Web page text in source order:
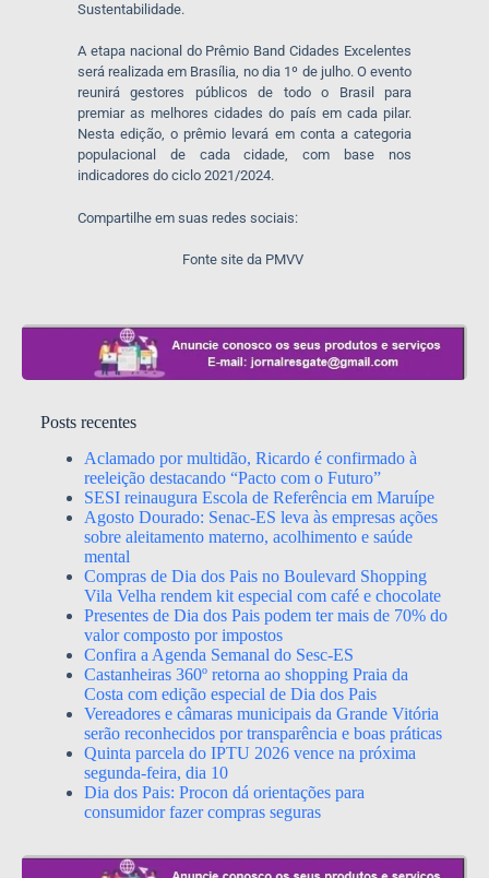
Sustentabilidade.
A etapa nacional do Prêmio Band Cidades Excelentes
será realizada em Brasília, no dia 1º de julho. O evento
reunirá gestores públicos de todo o Brasil para
premiar as melhores cidades do país em cada pilar.
Nesta edição, o prêmio levará em conta a categoria
populacional de cada cidade, com base nos
indicadores do ciclo 2021/2024.
Compartilhe em suas redes sociais:
Fonte site da PMVV
Posts recentes
Aclamado por multidão, Ricardo é confirmado à
reeleição destacando “Pacto com o Futuro”
SESI reinaugura Escola de Referência em Maruípe
Agosto Dourado: Senac-ES leva às empresas ações
sobre aleitamento materno, acolhimento e saúde
mental
Compras de Dia dos Pais no Boulevard Shopping
Vila Velha rendem kit especial com café e chocolate
Presentes de Dia dos Pais podem ter mais de 70% do
valor composto por impostos
Confira a Agenda Semanal do Sesc-ES
Castanheiras 360º retorna ao shopping Praia da
Costa com edição especial de Dia dos Pais
Vereadores e câmaras municipais da Grande Vitória
serão reconhecidos por transparência e boas práticas
Quinta parcela do IPTU 2026 vence na próxima
segunda-feira, dia 10
Dia dos Pais: Procon dá orientações para
consumidor fazer compras seguras